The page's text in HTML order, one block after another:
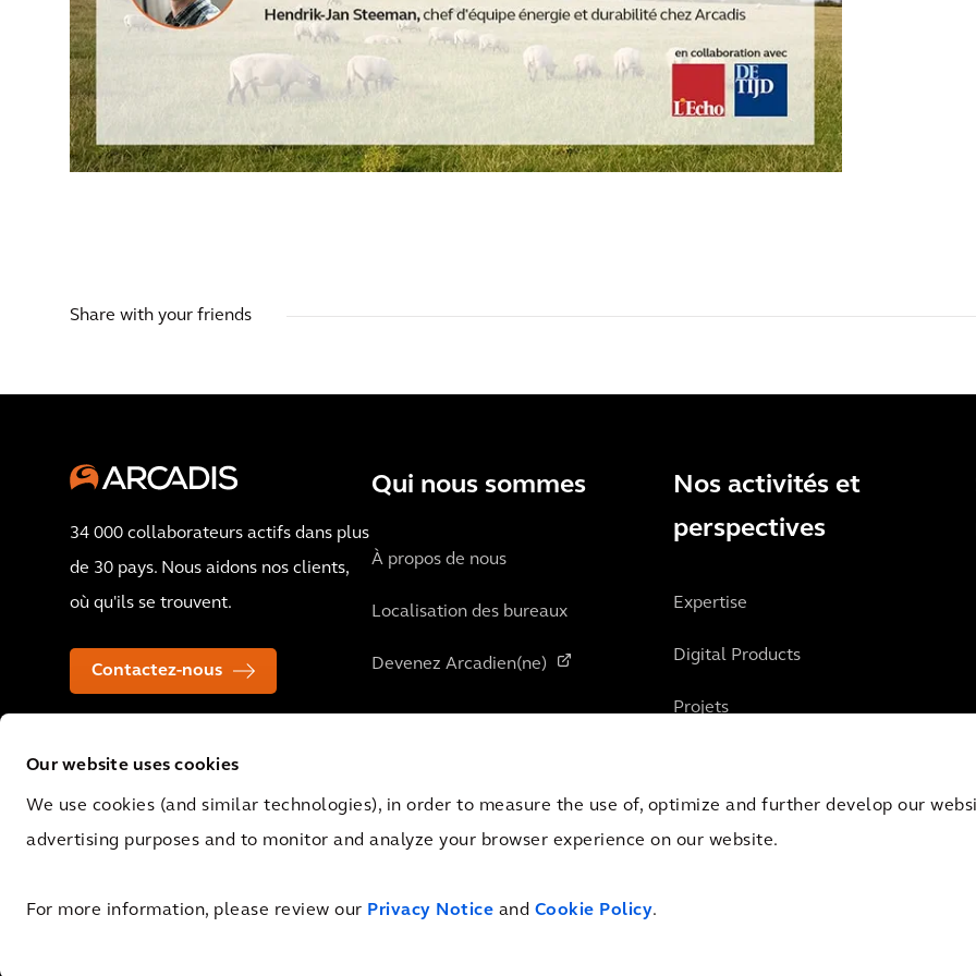
Our website uses cookies
We use cookies (and similar technologies), in order to measure the use of, optimize and further develop our
advertising purposes and to monitor and analyze your browser experience on our website.
For more information, please review our Privacy Notice and Cookie Policy.
Share with your friends
34 000 collaborateurs actifs dans plus
de 30 pays. Nous aidons nos clients,
où qu'ils se trouvent.
Contactez-nous
Qui nous sommes
À propos de nous
Localisation des bureaux
Devenez Arcadien(ne)
Nos activités et
perspectives
Expertise
Digital Products
Projets
0062.92.227.B.01